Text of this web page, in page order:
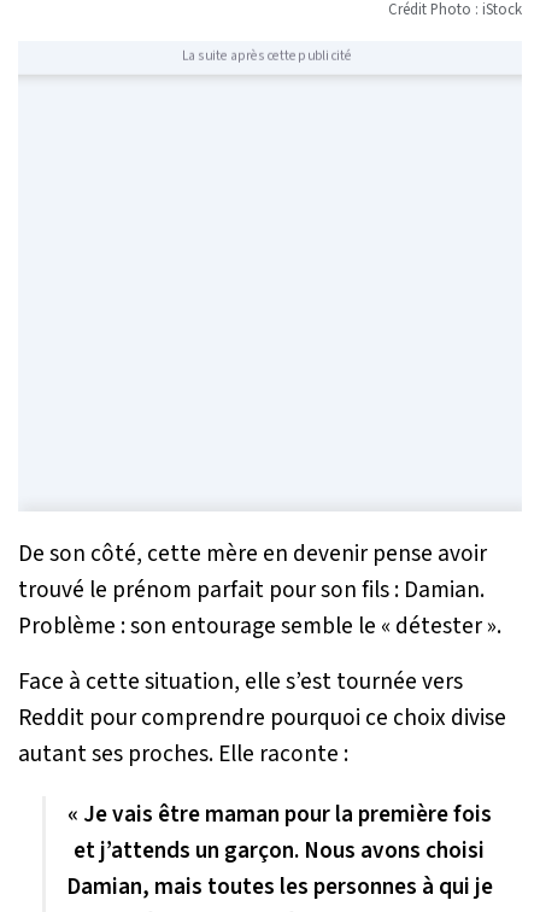
Crédit Photo : iStock
La suite après cette publicité
De son côté, cette mère en devenir pense avoir
trouvé le prénom parfait pour son fils : Damian.
Problème : son entourage semble le « détester».
Face à cette situation, elle s’est tournée vers
Reddit pour comprendre pourquoi ce choix divise
autant ses proches. Elle raconte :
« Je vais être maman pour la première fois
et j’attends un garçon. Nous avons choisi
Damian, mais toutes les personnes à qui je